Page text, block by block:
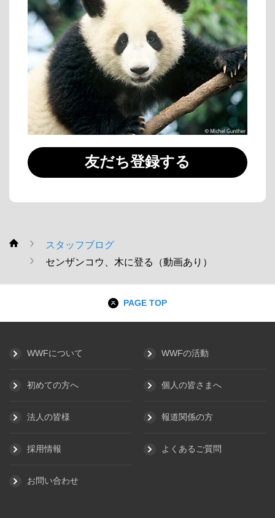
友だち登録する
WWF
スタッフブログ
センザンコウ、木に登る（動画あり）
PAGE TOP
WWFについて WWFの活動
初めての方へ 個人の皆さまへ
法人の皆様 報道関係の方
採用情報 よくあるご質問
お問い合わせ